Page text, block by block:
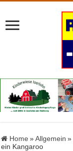
Home » Allgemein »
ein Kangaroo